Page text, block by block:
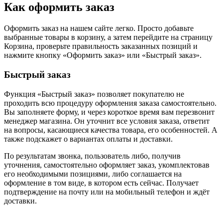
Как оформить заказ
Оформить заказ на нашем сайте легко. Просто добавьте
выбранные товары в корзину, а затем перейдите на страницу
Корзина, проверьте правильность заказанных позиций и
нажмите кнопку «Оформить заказ» или «Быстрый заказ».
Быстрый заказ
Функция «Быстрый заказ» позволяет покупателю не
проходить всю процедуру оформления заказа самостоятельно.
Вы заполняете форму, и через короткое время вам перезвонит
менеджер магазина. Он уточнит все условия заказа, ответит
на вопросы, касающиеся качества товара, его особенностей. А
также подскажет о вариантах оплаты и доставки.
По результатам звонка, пользователь либо, получив
уточнения, самостоятельно оформляет заказ, укомплектовав
его необходимыми позициями, либо соглашается на
оформление в том виде, в котором есть сейчас. Получает
подтверждение на почту или на мобильный телефон и ждёт
доставки.